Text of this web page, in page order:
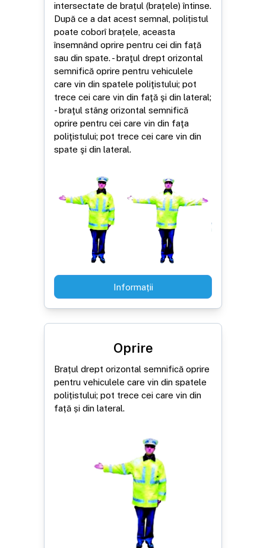
intersectate de brațul (brațele) întinse.
După ce a dat acest semnal, polițistul
poate coborî brațele, aceasta
însemnând oprire pentru cei din față
sau din spate. - braţul drept orizontal
semnifică oprire pentru vehiculele
care vin din spatele poliţistului; pot
trece cei care vin din faţă şi din lateral;
- braţul stâng orizontal semnifică
oprire pentru cei care vin din faţa
poliţistului; pot trece cei care vin din
spate şi din lateral.
Informații
Oprire
Brațul drept orizontal semnifică oprire
pentru vehiculele care vin din spatele
polițistului; pot trece cei care vin din
față și din lateral.